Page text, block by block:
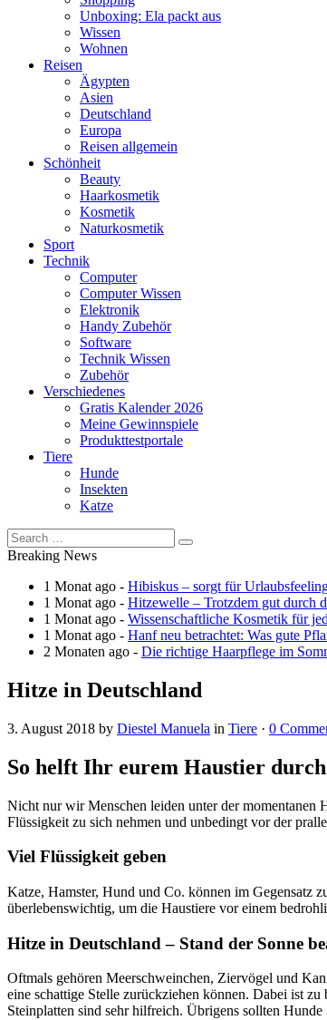
Unboxing: Ela packt aus
Wissen
Wohnen
Reisen
Ägypten
Asien
Deutschland
Europa
Reisen allgemein
Schönheit
Beauty
Haarkosmetik
Kosmetik
Naturkosmetik
Sport
Technik
Computer
Computer Wissen
Elektronik
Handy Zubehör
Software
Technik Wissen
Zubehör
Verschiedenes
Gratis Kalender 2026
Meine Gewinnspiele
Produkttestportale
Tiere
Hunde
Insekten
Katze
Breaking News
1 Monat ago - Hibiskus – sorgt für
1 Monat ago - Hitzewelle – Trotzdem gut durch
1 Monat ago - Wissenschaftliche Kosmetik für
1 Monat ago - Hanf neu betrachtet: Was gute
2 Monaten ago - Die richtige Haarpflege im
Hitze in Deutschland
3. August 2018 by Diestel Manuela in Tiere · 0
So helft Ihr eurem Haustier durch
Nicht nur wir Menschen leiden unter der momentanen
Flüssigkeit zu sich nehmen und unbedingt vor der
Viel Flüssigkeit geben
Katze, Hamster, Hund und Co. können im Gegensatz
überlebenswichtig, um die Haustiere vor einem
Hitze in Deutschland – Stand der Sonne
Oftmals gehören Meerschweinchen, Ziervögel und
eine schattige Stelle zurückziehen können. Dabei ist
Steinplatten sind sehr hilfreich. Übrigens sollten